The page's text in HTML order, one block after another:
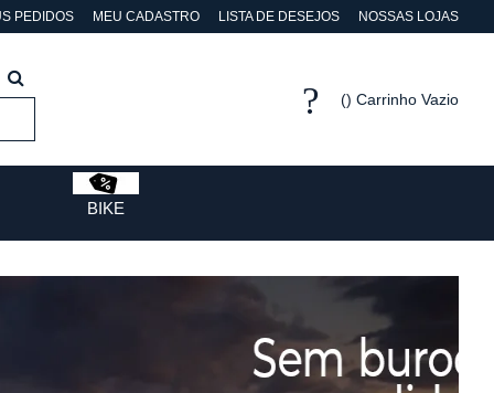
PEDIDOS MEU CADASTRO LISTA DE DESEJOS NOSSAS LOJAS
Carrinho Vazio
BIKE